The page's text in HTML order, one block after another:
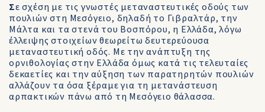
Σε σχέση με τις γνωστές μεταναστευτικές οδούς των
πουλιών στη Μεσόγειο, δηλαδή το Γιβραλτάρ, την
Μάλτα και τα στενά του Βοσπόρου, η Ελλάδα, λόγω
έλλειψης στοιχείων θεωρείτω δευτερεύουσα
μεταναστευτική οδός. Με την ανάπτυξη της
ορνιθολογίας στην Ελλάδα όμως κατά τις τελευταίες
δεκαετίες και την αύξηση των παρατηρητών πουλιών
αλλάζουν τα όσα ξέραμε για τη μετανάστευση
αρπακτικών πάνω από τη Μεσόγειο θάλασσα.